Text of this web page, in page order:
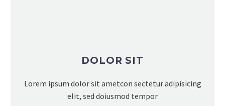
DOLOR SIT
Lorem ipsum dolor sit ametcon sectetur adipisicing
elit, sed doiusmod tempor